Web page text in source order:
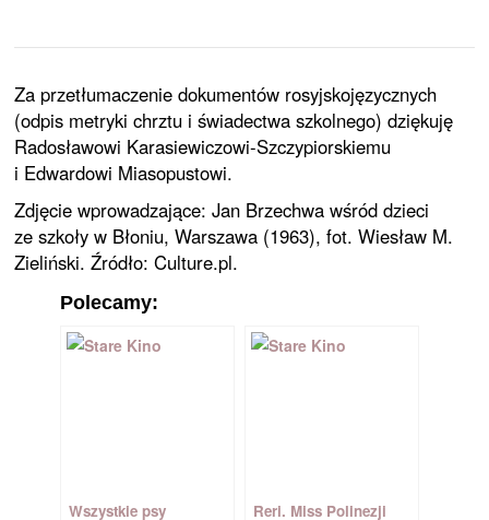
Za przetłumaczenie dokumentów rosyjskojęzycznych
(odpis metryki chrztu i świadectwa szkolnego) dziękuję
Radosławowi Karasiewiczowi-Szczypiorskiemu
i Edwardowi Miasopustowi.
Zdjęcie wprowadzające: Jan Brzechwa wśród dzieci
ze szkoły w Błoniu, Warszawa (1963), fot. Wiesław M.
Zieliński. Źródło: Culture.pl.
Polecamy:
Wszystkie psy Reri. Miss Polinezji